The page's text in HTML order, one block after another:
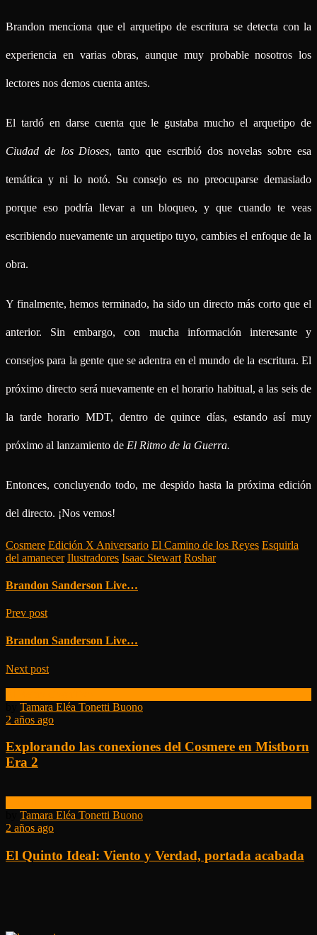
Brandon menciona que el arquetipo de escritura se detecta con la
experiencia en varias obras, aunque muy probable nosotros los
lectores nos demos cuenta antes.
El tardó en darse cuenta que le gustaba mucho el arquetipo de
Ciudad de los Dioses, tanto que escribió dos novelas sobre esa
temática y ni lo notó. Su consejo es no preocuparse demasiado
porque eso podría llevar a un bloqueo, y que cuando te veas
escribiendo nuevamente un arquetipo tuyo, cambies el enfoque de la
obra.
Y finalmente, hemos terminado, ha sido un directo más corto que el
anterior. Sin embargo, con mucha información interesante y
consejos para la gente que se adentra en el mundo de la escritura. El
próximo directo será nuevamente en el horario habitual, a las seis de
la tarde horario MDT, dentro de quince días, estando así muy
próximo al lanzamiento de El Ritmo de la Guerra.
Entonces, concluyendo todo, me despido hasta la próxima edición
del directo. ¡Nos vemos!
Cosmere Edición X Aniversario El Camino de los Reyes Esquirla
del amanecer/Ilustradores Isaac Stewart Roshar
Brandon Sanderson Live…
Prev post
Brandon Sanderson Live…
Next post
Tamara Eléa Tonetti Buono
2 años ago
Explorando las conexiones del Cosmere en Mistborn
Era 2
Tamara Eléa Tonetti Buono
2 años ago
El Quinto Ideal: Viento y Verdad, portada acabada